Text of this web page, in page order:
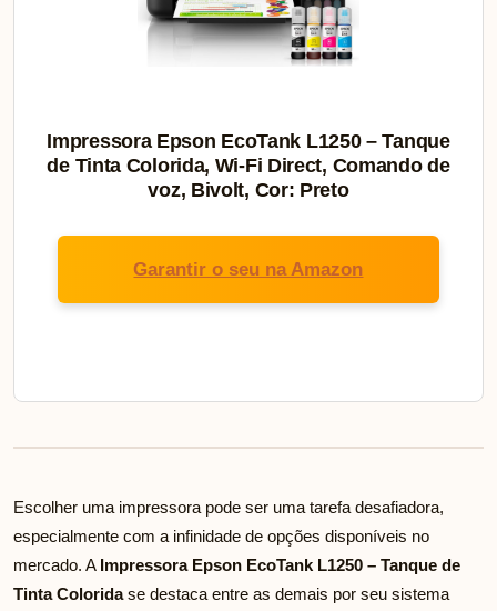
Impressora Epson EcoTank L1250 – Tanque
de Tinta Colorida, Wi-Fi Direct, Comando de
voz, Bivolt, Cor: Preto
Garantir o seu na Amazon
Escolher uma impressora pode ser uma tarefa desafiadora,
especialmente com a infinidade de opções disponíveis no
mercado. A Impressora Epson EcoTank L1250 – Tanque de
Tinta Coloridase destaca entre as demais por seu sistema